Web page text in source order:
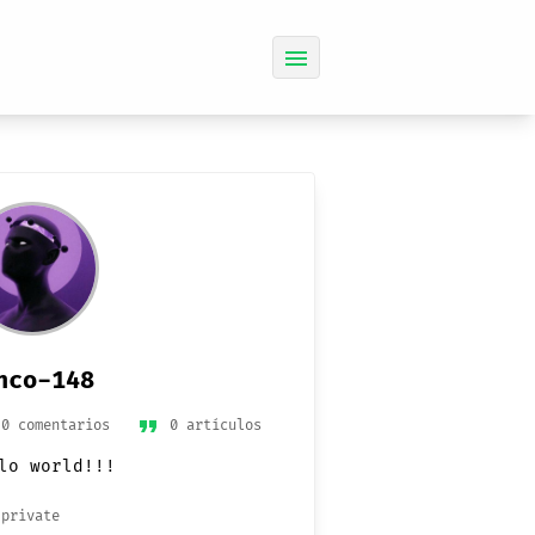
menu
148
0 comentarios format_quote 0 artículos
world!!!
private